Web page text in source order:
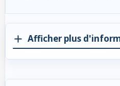
Afficher plus